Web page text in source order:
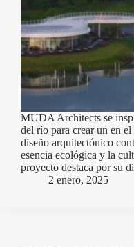
MUDA Architects se
del río para crear un en
diseño arquitectónico
esencia ecológica y la
proyecto destaca por su
2 enero, 2025